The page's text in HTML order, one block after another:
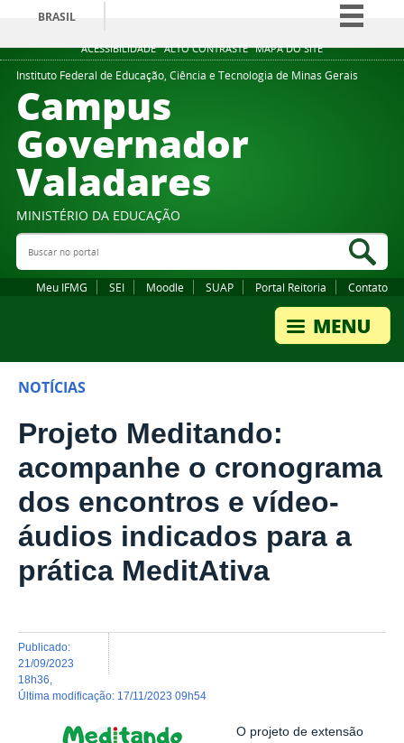
ACESSIBILIDADE ALTO CONTRASTE MAPA DO SITE
BRASIL
Simplifique!
Comunica BR
Instituto Federal de Educação, Ciência e Tecnologia de Minas Gerais
Campus
Governador
Valadares
MINISTÉRIO DA EDUCAÇÃO
Buscar no portal
Meu IFMG SEI Moodle SUAP Portal Reitoria Contato
NOTÍCIAS
Projeto Meditando:
acompanhe o cronograma
dos encontros e vídeo-
áudios indicados para a
prática MeditAtiva
publicado:
21/09/2023
18h36
última modificação: 17/11/2023 09h54
O projeto de extensão